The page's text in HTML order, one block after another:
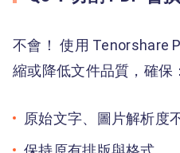
不會！ 使用 Tenorshare
縮或降低文件品質，確保：
原始文字、圖片解析度